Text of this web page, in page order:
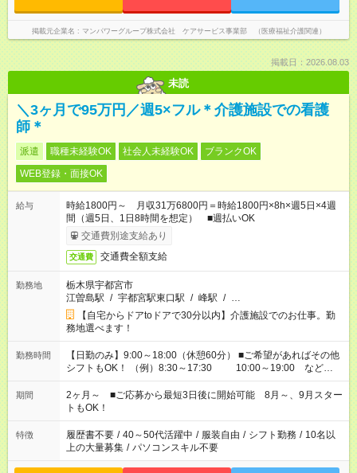
掲載元企業名 マンパワーグループ株式会社 ケアサービス事業部 （医療福祉介護関連）
掲載日：2026.08.03
未読
＼3ヶ月で95万円／週5×フル＊介護施設での看護
師＊
派遣 職種未経験OK 社会人未経験OK
ブランクOK
WEB登録・面接OK
給与
時給1800円～ 月収31万6800円＝時給1800円×8h×週5日×4週
間（週5日、1日8時間を想定） ■週払いOK
交通費別途支給あり
交通費 交通費全額支給
勤務地
栃木県宇都宮市
江曽島駅 / 宇都宮駅東口駅 / 峰駅 / …
【自宅からドアtoドアで30分以内】介護施設でのお仕事。勤
務地選べます！
勤務時間
【日勤のみ】9:00～18:00（休憩60分） ■ご希望があればその他
シフトもOK！ （例）8:30～17:30 10:00～19:00 など
「家族とお休みを合わせたい」 「余裕を持って夕飯の準備がし
たい」 「できれば残業はしたくない」 など、ご希望があれば教
えてくださいね。 ※Wワーク希望の方へ 今ご覧のお仕事で希望
する勤務時間と、もう1つのお仕事の勤務時間。 合計で週40時
間を超える場合は応募できません
期間
2ヶ月～ ■ご応募から最短3日後に開始可能 8月～、9月スター
トもOK！
特徴 履歴書不要 / 40～50代活躍中 / 服装自由 / シフト勤務 / 10名以
上の大量募集 / パソコンスキル不要